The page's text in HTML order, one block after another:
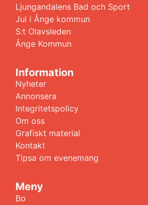
Ljungandalens Bad och Sport
Jul i Ånge kommun
S:t Olavsleden
Ånge Kommun
Information
Nyheter
Annonsera
Integritetspolicy
Om oss
Grafiskt material
Kontakt
Tipsa om evenemang
Meny
Bo